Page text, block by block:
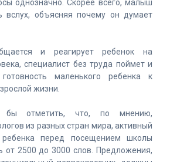
однозначно. Скорее всего, малыш
вслух, объясняя почему он думает
и реагирует ребенок на
специалист без труда поймет и
маленького ребенка к
жизни.
бы отметить, что, по мнению,
из разных стран мира, активный
перед посещением школы
от 2500 до 3000 слов. Предложения,